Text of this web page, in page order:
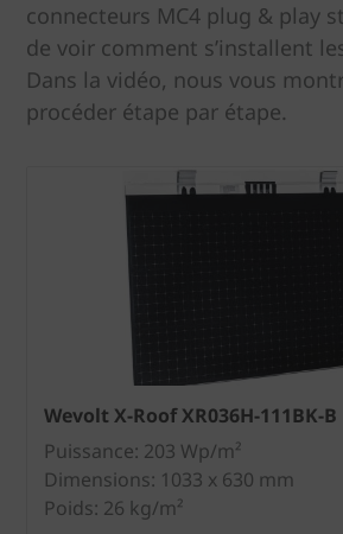
connecteurs MC4 plug & play
de voir comment s’installent
Dans la vidéo, nous vous
procéder étape par étape.
Wevolt X-Roof XR036H-111BK-B
Puissance: 203 Wp/m²
Dimensions: 1033 x 630 mm
Poids: 26 kg/m²